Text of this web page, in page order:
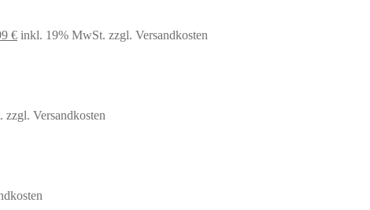
€Aktueller
inkl. 19% MwSt. zzgl. Versandkosten
zzgl. Versandkosten